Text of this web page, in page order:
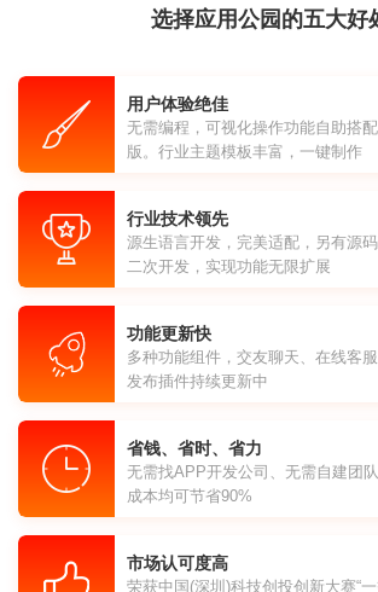
选择应用公园的五大好
用户体验绝佳
无需编程，可视化操作功能自助搭
版。行业主题模板丰富，一键制作
行业技术领先
源生语言开发，完美适配，另有源
二次开发，实现功能无限扩展
功能更新快
多种功能组件，交友聊天、在线客
发布插件持续更新中
省钱、省时、省力
无需找APP开发公司、无需自建团
成本均可节省90%
市场认可度高
荣获中国(深圳)科技创投创新大赛“